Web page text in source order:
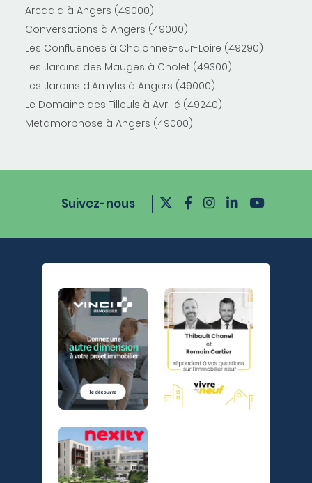
Arcadia à Angers (49000)
Conversations à Angers (49000)
Les Confluences à Chalonnes-sur-Loire (49290)
Les Jardins des Mauges à Cholet (49300)
Les Jardins d'Amytis à Angers (49000)
Le Domaine des Tilleuls à Avrillé (49240)
Metamorphose à Angers (49000)
Suivez-nous